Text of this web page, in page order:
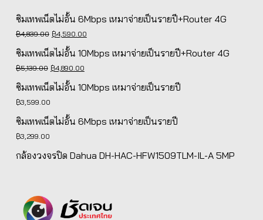
ซิมเทพเน็ตไม่อั้น 6Mbps เหมาจ่ายเป็นรายปี+Router 4G
฿4,839.00 Original
price
฿4,839.00.
฿4,590.00Current
ซิมเทพเน็ตไม่อั้น 10Mbps เหมาจ่ายเป็นรายปี+Router 4G
฿5,139.00 Original
price
฿4,890.00Current
ซิมเทพเน็ตไม่อั้น 10Mbps เหมาจ่ายเป็นรายปี
฿3,599.00
ซิมเทพเน็ตไม่อั้น 6Mbps เหมาจ่ายเป็นรายปี
฿3,299.00
กล้องวงจรปิด Dahua DH-HAC-HFW1509TLM-IL-A 5MP